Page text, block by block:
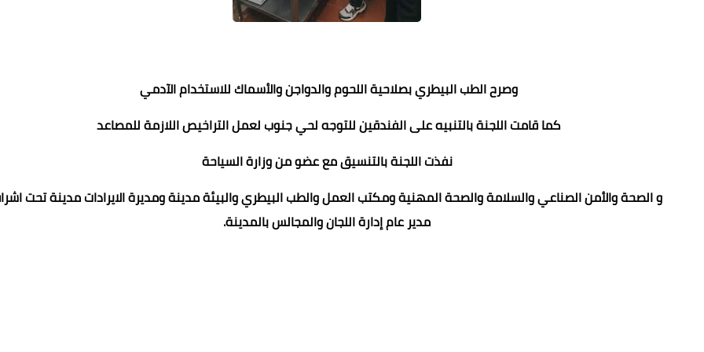
وصرح الطب البيطري بصلاحية اللحوم والدواجن والأسماك للاستخدام الآدمي
كما قامت اللجنة بالتنبيه على الفندقين للتوجه لحي جنوب لعمل التراخيص اللازمة للمصاعد
نفذت اللجنة بالتنسيق مع عضو من وزارة السياحة
و الصحة والأمن الصناعي والسلامة والصحة المهنية ومكتب العمل والطب البيطري والبيئة مدينة ومديرة الايرادات مدينة تحت
مدير عام إدارة اللجان والمجالس بالمدينة.